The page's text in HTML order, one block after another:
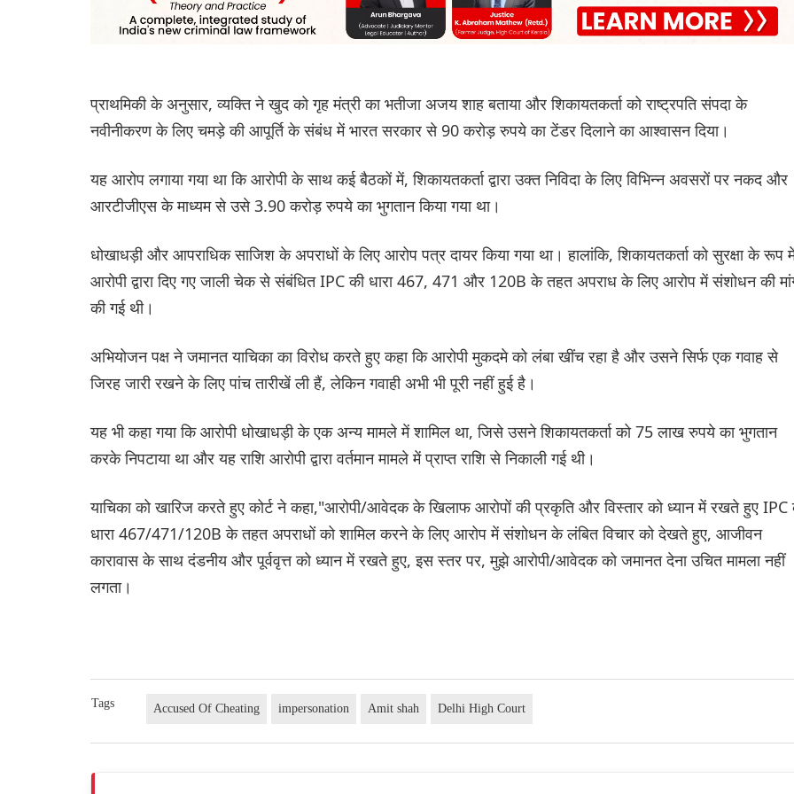
प्राथमिकी के अनुसार, व्यक्ति ने खुद को गृह मंत्री का भतीजा अजय शाह बताया और शिकायतकर्ता को राष्ट्रपति संपदा के
नवीनीकरण के लिए चमड़े की आपूर्ति के संबंध में भारत सरकार से 90 करोड़ रुपये का टेंडर दिलाने का आश्वासन दिया।
यह आरोप लगाया गया था कि आरोपी के साथ कई बैठकों में, शिकायतकर्ता द्वारा उक्त निविदा के लिए विभिन्न अवसरों पर नकद और
आरटीजीएस के माध्यम से उसे 3.90 करोड़ रुपये का भुगतान किया गया था।
धोखाधड़ी और आपराधिक साजिश के अपराधों के लिए आरोप पत्र दायर किया गया था। हालांकि, शिकायतकर्ता को सुरक्षा के रूप
आरोपी द्वारा दिए गए जाली चेक से संबंधित IPC की धारा 467, 471 और 120B के तहत अपराध के लिए आरोप में संशोधन की
की गई थी।
अभियोजन पक्ष ने जमानत याचिका का विरोध करते हुए कहा कि आरोपी मुकदमे को लंबा खींच रहा है और उसने सिर्फ एक गवाह से
जिरह जारी रखने के लिए पांच तारीखें ली हैं, लेकिन गवाही अभी भी पूरी नहीं हुई है।
यह भी कहा गया कि आरोपी धोखाधड़ी के एक अन्य मामले में शामिल था, जिसे उसने शिकायतकर्ता को 75 लाख रुपये का भुगतान
करके निपटाया था और यह राशि आरोपी द्वारा वर्तमान मामले में प्राप्त राशि से निकाली गई थी।
याचिका को खारिज करते हुए कोर्ट ने कहा,"आरोपी/आवेदक के खिलाफ आरोपों की प्रकृति और विस्तार को ध्यान में रखते हुए IPC
धारा 467/471/120B के तहत अपराधों को शामिल करने के लिए आरोप में संशोधन के लंबित विचार को देखते हुए, आजीवन
कारावास के साथ दंडनीय और पूर्ववृत्त को ध्यान में रखते हुए, इस स्तर पर, मुझे आरोपी/आवेदक को जमानत देना उचित मामला नहीं
लगता।
Tags Accused Of Cheating impersonation Amit shah Delhi High Court